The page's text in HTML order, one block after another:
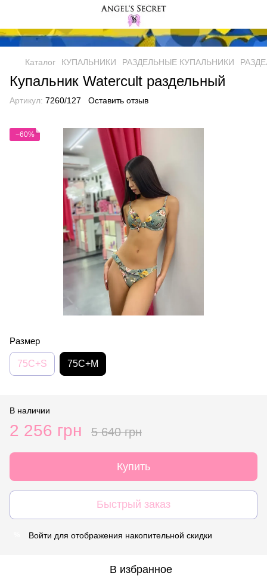
Каталог КУПАЛЬНИКИ РАЗДЕЛЬНЫЕ КУПАЛЬНИКИ
Купальник Watercult раздельный
Артикул: 7260/127 Оставить отзыв
−60%
Размер
75C+S 75C+M
В наличии
2 256 грн 5 640 грн
Купить
Быстрый заказ
Войти для отображения накопительной скидки
В избранное